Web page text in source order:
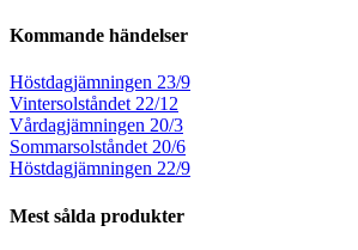
Kommande händelser
Höstdagjämningen 23/9
Vintersolståndet 22/12
Vårdagjämningen 20/3
Sommarsolståndet 20/6
Höstdagjämningen 22/9
Mest sålda produkter